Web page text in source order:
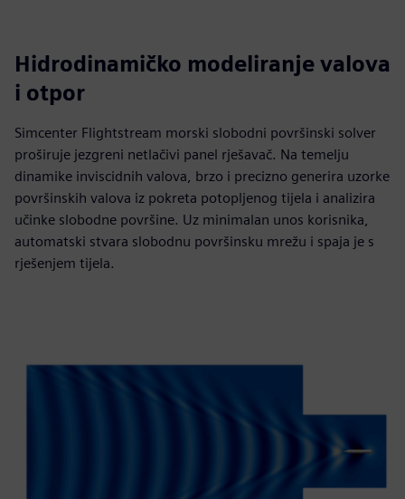
Hidrodinamičko modeliranje valova
i otpor
Simcenter Flightstream morski slobodni površinski solver
proširuje jezgreni netlačivi panel rješavač. Na temelju
dinamike inviscidnih valova, brzo i precizno generira uzorke
površinskih valova iz pokreta potopljenog tijela i analizira
učinke slobodne površine. Uz minimalan unos korisnika,
automatski stvara slobodnu površinsku mrežu i spaja je s
rješenjem tijela.